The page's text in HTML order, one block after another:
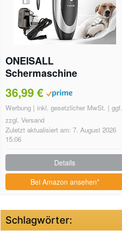
ONEISALL
Schermaschine
36,99 €
Werbung | inkl. gesetzlicher MwSt. | ggf.
zzgl. Versand
Zuletzt aktualisiert am: 7. August 2026
15:06
Details
Bei Amazon ansehen*
Schlagwörter: